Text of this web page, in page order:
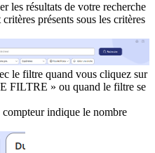
les résultats de votre recherche
présents sous les critères
le filtre quand vous cliquez sur
FILTRE » ou quand le filtre se
indique le nombre